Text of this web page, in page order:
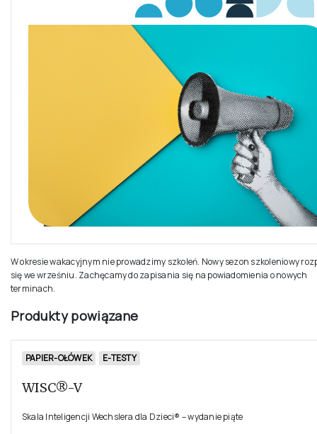
W okresie wakacyjnym nie prowadzimy szkoleń. Nowy sezon szkoleniowy
się we wrześniu. Zachęcamy do zapisania się na powiadomienia o nowych
terminach.
Produkty powiązane
PAPIER-OŁÓWEK E-TESTY
WISC®-V
Skala Inteligencji Wechslera dla Dzieci® – wydanie piąte